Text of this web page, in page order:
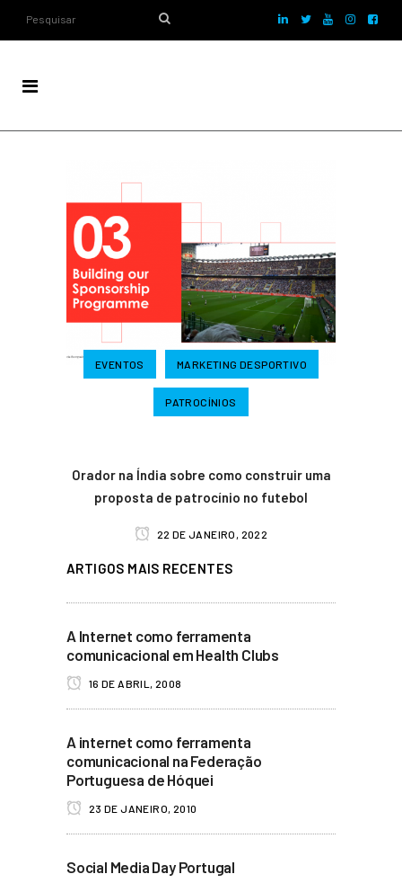
EVENTOS MARKETING DESPORTIVO
PATROCÍNIOS
Orador na Índia sobre como construir uma
proposta de patrocínio no futebol
22 DE JANEIRO, 2022
ARTIGOS MAIS RECENTES
A Internet como ferramenta
comunicacional em Health Clubs
16 DE ABRIL, 2008
A internet como ferramenta
comunicacional na Federação
Portuguesa de Hóquei
23 DE JANEIRO, 2010
Social Media Day Portugal